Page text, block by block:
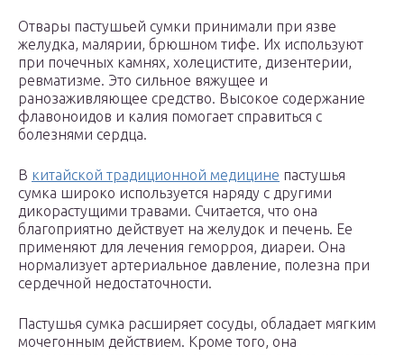
Отвары пастушьей сумки принимали при язве
желудка, малярии, брюшном тифе. Их используют
при почечных камнях, холецистите, дизентерии,
ревматизме. Это сильное вяжущее и
ранозаживляющее средство. Высокое содержание
флавоноидов и калия помогает справиться с
болезнями сердца.
В китайской традиционной медицине пастушья
сумка широко используется наряду с другими
дикорастущими травами. Считается, что она
благоприятно действует на желудок и печень. Ее
применяют для лечения геморроя, диареи. Она
нормализует артериальное давление, полезна при
сердечной недостаточности.
Пастушья сумка расширяет сосуды, обладает мягким
мочегонным действием. Кроме того, она